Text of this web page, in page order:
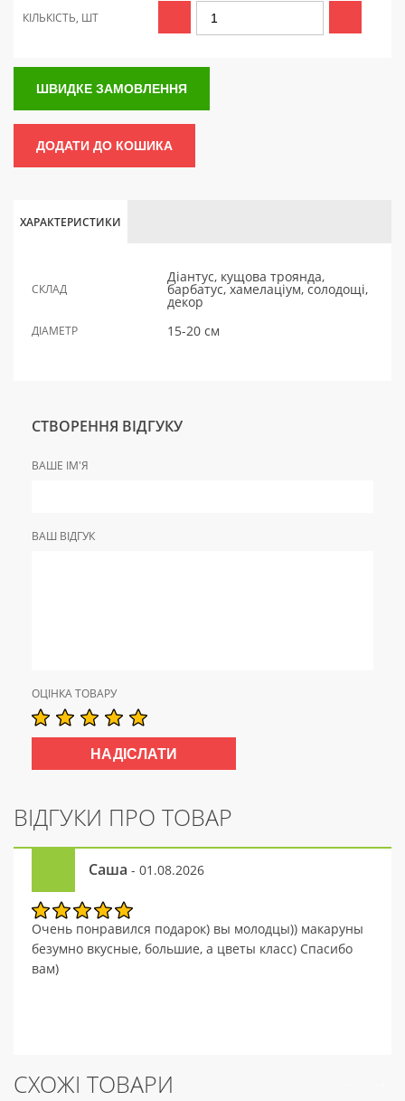
КІЛЬКІСТЬ, ШТ
ШВИДКЕ ЗАМОВЛЕННЯ
ДОДАТИ ДО КОШИКА
ХАРАКТЕРИСТИКИ
СКЛАД
Діантус, кущова троянда,
барбатус, хамелаціум, солодощі,
декор
ДІАМЕТР 15-20 см
СТВОРЕННЯ ВІДГУКУ
ВАШЕ ІМ'Я
ВАШ ВІДГУК
ОЦІНКА ТОВАРУ
ВІДГУКИ ПРО ТОВАР
Саша - 01.08.2026
Очень понравился подарок) вы молодцы)) макаруны
безумно вкусные, большие, а цветы класс) Спасибо
вам)
СХОЖІ ТОВАРИ